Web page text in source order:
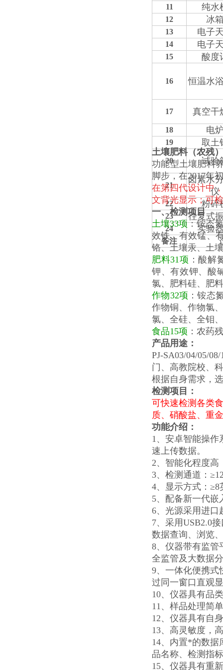
11 纯水
12 冰
13 电子
14 电子
15 酸度
16 恒温水
17 真空干
18 电
19 取土
20 试验
21
卤素水
仪
22 粉碎
23 往复式
24 实验
备注
土壤肥料（农残
功能型土壤肥料
脚步，在2017年
在第四代设计中
文背光显示；可
一、检测项目
土壤33项：铵态
效铁、有效锰、
铬、土壤汞、土
肥料31项 ：酸解
钾、有效钾、酸
氯、肥料硅、肥
作物32项 ：铵态
作物铜、作物氯
氯、全硅、全钼
食品15项 ：农药
产品用途：
PJ-SA03/04/05/
门、高教院校、
根据自身需求，
检测项目：
可快速检测各类
质、硝酸盐、重
功能介绍：
1、安卓智能操作
速上传数据。
2、智能化程度高
3、检测通道：
4、显示方式：
5、配备新一代
6、光源采用进口
7、采用USB2.0
数据查询、浏览
8、仪器带有监管
全监管及大数据
9、一体化便携式
过同一窗口直观
10、仪器具有品
11、样品处理简
12、仪器具有自
13、高灵敏度，
14、内置*的数据
品名称、检测指
15、仪器具有重